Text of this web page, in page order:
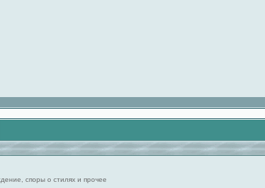
споры о стилях и прочее